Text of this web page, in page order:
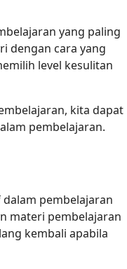
yang paling
dengan cara yang
level kesulitan
kita dapat
pembelajaran.
pembelajaran
materi pembelajaran
kembali apabila